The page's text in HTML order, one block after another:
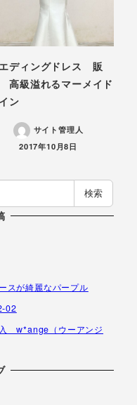
ディングドレス 販
高級溢れるマーメイド
ン
サイト管理人
投稿日
2017年10月8日
検索
が綺麗なパープル
02
w*ange（ウーアンジ